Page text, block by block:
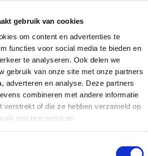
gebruik van cookies
om content en advertenties te
functies voor social media te bieden en
te analyseren. Ook delen we
gebruik van onze site met onze partners
adverteren en analyse. Deze partners
combineren met andere informatie
verstrekt of die ze hebben verzameld op
van hun services.